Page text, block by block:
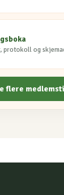
protokoll og
flere